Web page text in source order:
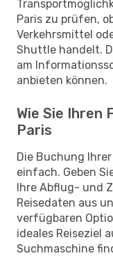
Paris zu prüfen,
Verkehrsmittel
Shuttle handelt.
am
anbieten können.
Wie Sie Ihren
Paris
Die Buchung
einfach. Geben
Ihre Abflug- und
Reisedaten aus
verfügbaren
ideales Reiseziel
Suchmaschine